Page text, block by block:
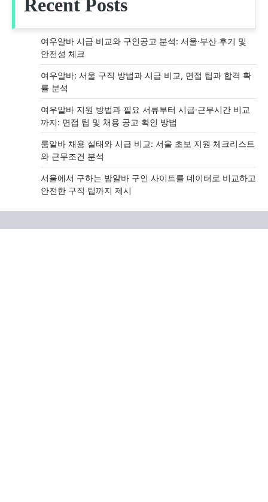
Recent Posts
여우알바 시급 비교와 구인공고 분석: 서울·부산 후기 및
안전성 체크
여우알바: 서울 구직 방법과 시급 비교, 면접 팁과 합격 확
률 분석
여우알바 지원 방법과 필요 서류부터 시급·근무시간 비교
까지: 면접 팁 및 채용 공고 확인 방법
룸알바 채용 실태와 시급 비교: 서울 초보 지원 체크리스트
와 근무조건 분석
서울에서 구하는 밤알바 구인 사이트를 데이터로 비교하고
안전한 구직 팁까지 제시